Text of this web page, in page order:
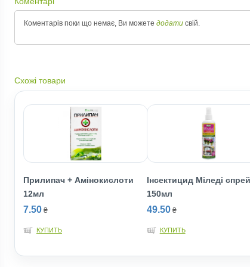
Коментарів поки що немає, Ви можете додати свій.
Схожі товари
Прилипач + Амінокислоти
12мл
7.50 ₴
КУПИТЬ
Інсектицид Міледі спрей
150мл
49.50 ₴
КУПИТЬ